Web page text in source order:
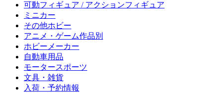
可動フィギュア / アクションフィギュア
ミニカー
その他ホビー
アニメ・ゲーム作品別
ホビーメーカー
自動車用品
モータースポーツ
文具・雑貨
入荷・予約情報